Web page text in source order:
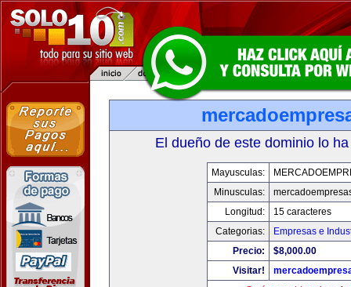
El dueño de este dominio lo
Mayusculas:
Minusculas:
Longitud:
15 caracteres
Categorias:
Empresas e
Precio:
$8,000.00
Visitar!